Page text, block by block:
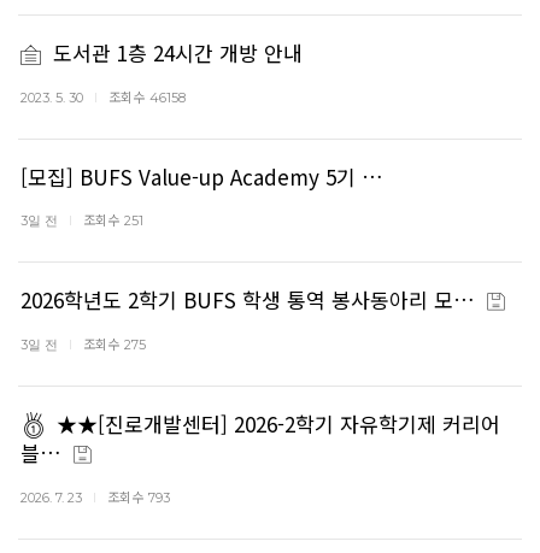
도서관 1층 24시간 개방 안내
2023. 5. 30 조회수 46158
[모집] BUFS Value-up Academy 5기 …
3일 전 조회수 251
2026학년도 2학기 BUFS 학생 통역 봉사동아리 모…
3일 전 조회수 275
★★[진로개발센터] 2026-2학기 자유학기제 커리어
블…
2026. 7. 23 조회수 793